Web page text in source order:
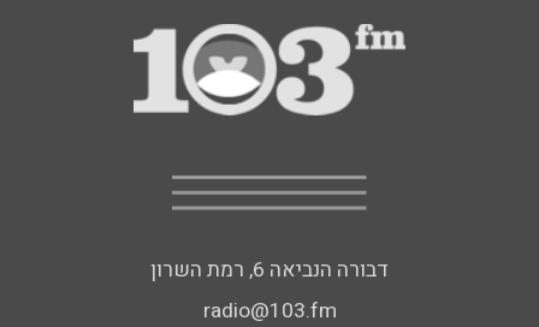
דבורה הנביאה 6, רמת השרון
radio@103.fm